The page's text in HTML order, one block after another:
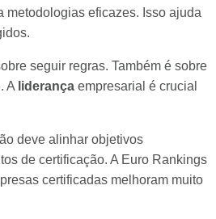
metodologias eficazes. Isso ajuda
seguir regras. Também é sobre
A liderança empresarial é crucial
deve alinhar objetivos
de certificação. A Euro Rankings
certificadas melhoram muito